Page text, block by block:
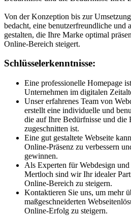
Von der Konzeption bis zur
bedacht, eine benutzerfreundliche und
gestalten, die Ihre Marke optimal
Online-Bereich steigert.
Schlüsselerkenntnisse:
Eine professionelle Homepage
Unternehmen im digitalen
Unser erfahrenes Team von
erstellt eine individuelle und
die auf Ihre Bedürfnisse und die
zugeschnitten ist.
Eine gut gestaltete Webseite
Online-Präsenz zu verbessern
gewinnen.
Als Experten für Webdesign
Mertloch sind wir Ihr idealer
Online-Bereich zu steigern.
Kontaktieren Sie uns, um mehr
maßgeschneiderten
Online-Erfolg zu steigern.